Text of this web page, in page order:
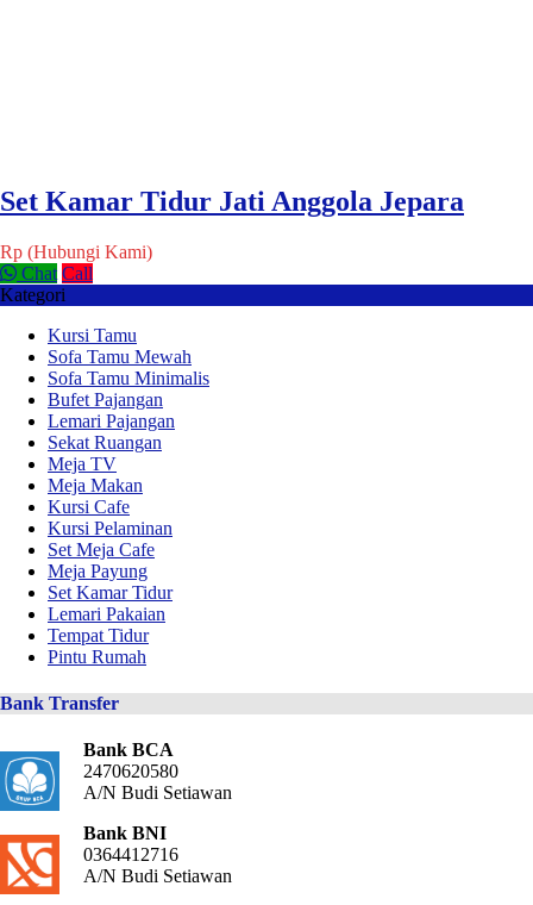
Set Kamar Tidur Jati Anggola Jepara
Rp (Hubungi Kami)
Chat Call
Kategori
Kursi Tamu
Sofa Tamu Mewah
Sofa Tamu Minimalis
Bufet Pajangan
Lemari Pajangan
Sekat Ruangan
Meja TV
Meja Makan
Kursi Cafe
Kursi Pelaminan
Set Meja Cafe
Meja Payung
Set Kamar Tidur
Lemari Pakaian
Tempat Tidur
Pintu Rumah
Bank Transfer
Bank BCA
2470620580
A/N Budi Setiawan
Bank BNI
0364412716
A/N Budi Setiawan